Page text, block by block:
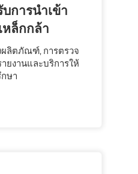
การนําเข้า
หล็กกล้า
ลิตภัณฑ์, การตรวจ
ยงานและบริการให้
ษา